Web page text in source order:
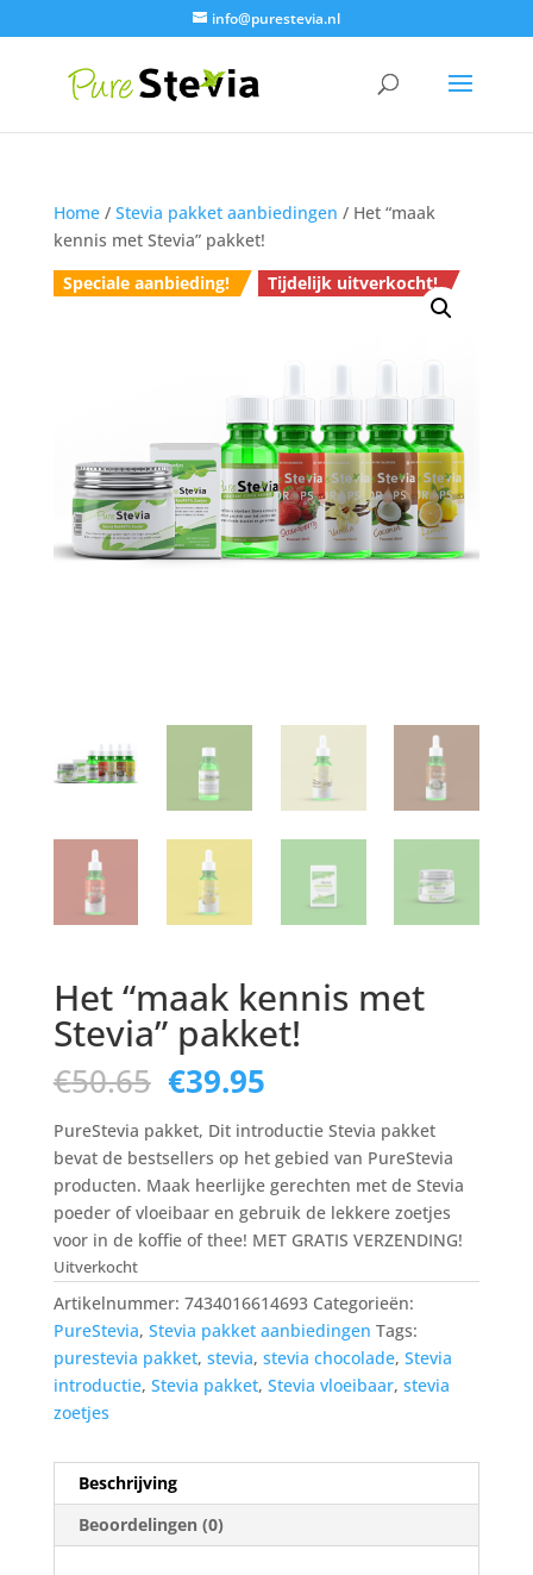
info@purestevia.nl
Home/ Stevia pakket aanbiedingen / Het “maak
kennis met Stevia” pakket!
Speciale aanbieding!
Tijdelijk uitverkocht!
Het “maak kennis met
Stevia” pakket!
€50.65 Oorspronkelijke
prijs
was:
€50.65.
€39.95Huidige
is:
€39.95.
PureStevia pakket, Dit introductie Stevia pakket
bevat de bestsellers op het gebied van PureStevia
producten. Maak heerlijke gerechten met de Stevia
poeder of vloeibaar en gebruik de lekkere zoetjes
voor in de koffie of thee! MET GRATIS VERZENDING!
Uitverkocht
Artikelnummer: 7434016614693 Categorieën:
PureStevia, Stevia pakket aanbiedingen Tags:
purestevia pakket, stevia, stevia chocolade, Stevia
introductie, Stevia pakket, Stevia vloeibaar, stevia
zoetjes
Beschrijving
Beoordelingen (0)